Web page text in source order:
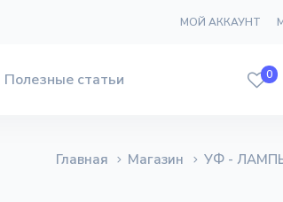
МОЙ АККАУНТ
Полезные статьи 0
Главная Магазин УФ -